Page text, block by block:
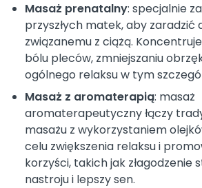
Masaż prenatalny: specjalnie
przyszłych matek, aby
związanemu z ciążą.
bólu pleców, zmniejszaniu
ogólnego relaksu w tym
Masaż z aromaterapią: masaż
aromaterapeutyczny łączy
masażu z wykorzystaniem
celu zwiększenia relaksu i
korzyści, takich jak złagodzenie
nastroju i lepszy sen.